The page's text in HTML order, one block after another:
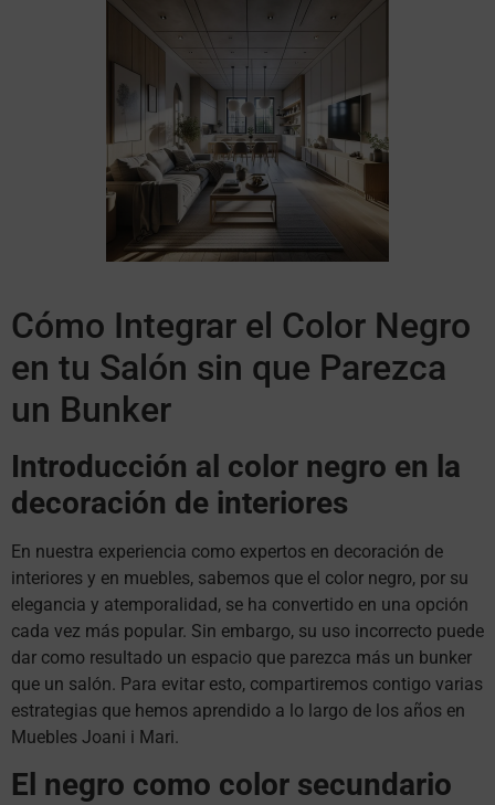
Cómo Integrar el Color Negro
en tu Salón sin que Parezca
un Bunker
Introducción al color negro en la
decoración de interiores
En nuestra experiencia como expertos en decoración de
interiores y en muebles, sabemos que el color negro, por su
elegancia y atemporalidad, se ha convertido en una opción
cada vez más popular. Sin embargo, su uso incorrecto puede
dar como resultado un espacio que parezca más un bunker
que un salón. Para evitar esto, compartiremos contigo varias
estrategias que hemos aprendido a lo largo de los años en
Muebles Joani i Mari.
El negro como color secundario